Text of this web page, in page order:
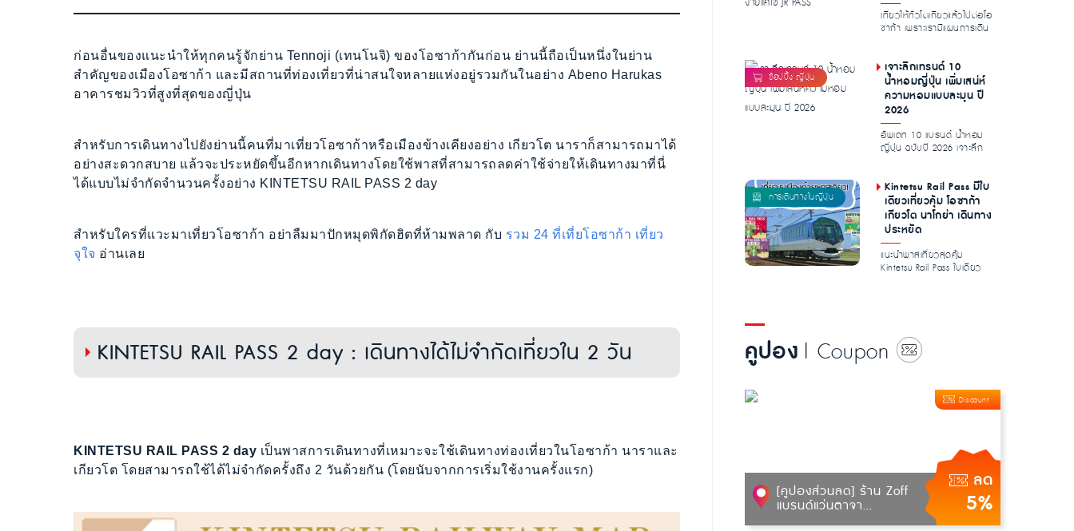
ก่อนอื่นของแนะนำให้ทุกคนรู้จักย่าน Tennoji (เทนโนจิ) ของโอซาก้ากันก่อน ย่านนี้ถือเป็นหนึ่งในย่าน
สำคัญของเมืองโอซาก้า และมีสถานที่ท่องเที่ยวที่น่าสนใจหลายแห่งอยู่รวมกันในอย่าง Abeno Harukas
อาคารชมวิวที่สูงที่สุดของญี่ปุ่น
สำหรับการเดินทางไปยังย่านนี้คนที่มาเที่ยวโอซาก้าหรือเมืองข้างเคียงอย่าง เกียวโต นาราก็สามารถมาได้
อย่างสะดวกสบาย แล้วจะประหยัดขึ้นอีกหากเดินทางโดยใช้พาสที่สามารถลดค่าใช้จ่ายให้เดินทางมาที่นี่
ได้แบบไม่จำกัดจำนวนครั้งอย่าง KINTETSU RAIL PASS 2 day
สำหรับใครที่แวะมาเที่ยวโอซาก้า อย่าลืมมาปักหมุดพิกัดฮิตที่ห้ามพลาด กับ รวม 24 ที่เที่ยโอซาก้า เที่ยว
จุใจ อ่านเลย
KINTETSU RAIL PASS 2 day : เดินทางได้ไม่จำกัดเที่ยวใน 2 วัน
KINTETSU RAIL PASS 2 day เป็นพาสการเดินทางที่เหมาะจะใช้เดินทางท่องเที่ยวในโอซาก้า นาราและ
เกียวโต โดยสามารถใช้ได้ไม่จำกัดครั้งถึง 2 วันด้วยกัน (โดยนับจากการเริ่มใช้งานครั้งแรก)
เที่ยวให้ทั่วโตเกียวแล้วไปต่อโอ
ซาก้า เพราะเรามีแผนการเดิน
เจาะลึกเทรนด์ 10
น้ำหอมญี่ปุ่น เพิ่มเสน่ห์
ความหอมแบบละมุน ปี
2026
อัพเดท 10 แบรนด์ น้ำหอม
ญี่ปุ่น ฉบับปี 2026 เจาะลึก
Kintetsu Rail Pass มีใบ
เดียวเที่ยวคุ้ม โอซาก้า
เกียวโต นาโกย่า เดินทาง
ประหยัด
แนะนำพาสเที่ยวสุดคุ้ม
Kintetsu Rail Pass ใบเดียว
คูปอง | Coupon
ลด
5%
Discount
[คูปองส่วนลด] ร้าน Zoff
แบรนด์แว่นตาจา...